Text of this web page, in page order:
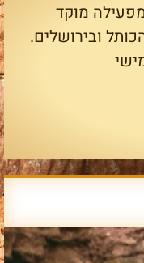
מוקד
ובירושלים.